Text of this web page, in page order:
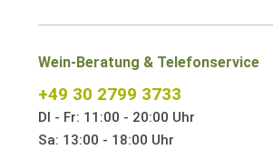
Wein-Beratung & Telefonservice
+49 30 2799 3733
DI - Fr: 11:00 - 20:00 Uhr
Sa: 13:00 - 18:00 Uhr